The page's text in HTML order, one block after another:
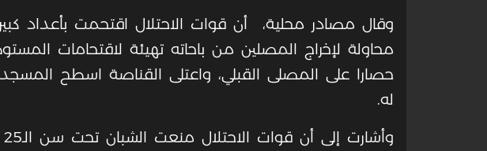
وقال مصادر محلية، أن قوات الاحتلال اقتحمت بأعداد
محاولة لإخراج المصلين من باحاته تهيئة لاقتحامات
حصارا على المصلى القبلي، واعتلى القناصة اسطح المسجد
له.